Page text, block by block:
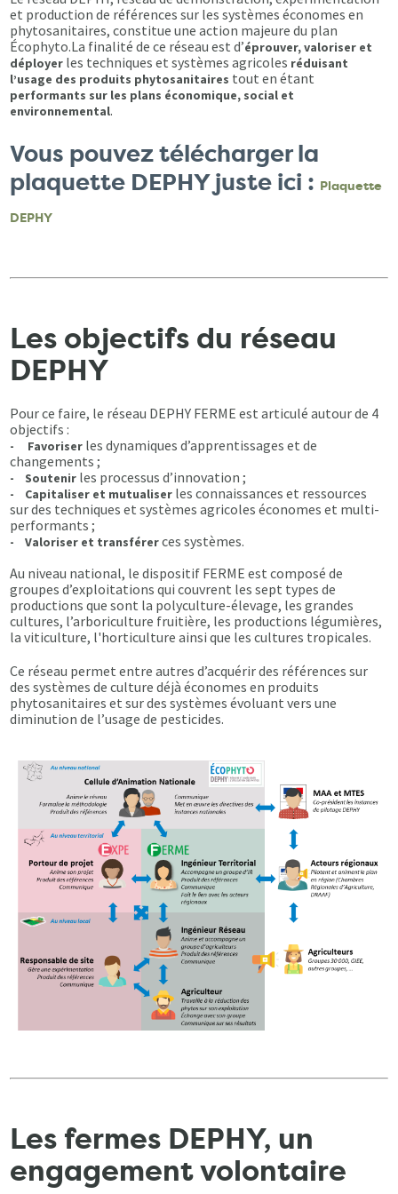
et production de références sur les systèmes économes en
phytosanitaires, constitue une action majeure du plan
Écophyto.La finalité de ce réseau est d’éprouver, valoriser et
déployer les techniques et systèmes agricoles réduisant
l’usage des produits phytosanitaires tout en étant
performants sur les plans économique, social et
environnemental.
Vous pouvez télécharger la
plaquette DEPHY juste ici : Plaquette
DEPHY
Les objectifs du réseau
DEPHY
Pour ce faire, le réseau DEPHY FERME est articulé autour de 4
objectifs :
- Favoriser les dynamiques d’apprentissages et de
changements ;
- Soutenir les processus d’innovation ;
- Capitaliser et mutualiser les connaissances et ressources
sur des techniques et systèmes agricoles économes et multi-
performants ;
- Valoriser et transférerces systèmes.
Au niveau national, le dispositif FERME est composé de
groupes d’exploitations qui couvrent les sept types de
productions que sont la polyculture-élevage, les grandes
cultures, l’arboriculture fruitière, les productions légumières,
la viticulture, l'horticulture ainsi que les cultures tropicales.
Ce réseau permet entre autres d’acquérir des références sur
des systèmes de culture déjà économes en produits
phytosanitaires et sur des systèmes évoluant vers une
diminution de l’usage de pesticides.
Les fermes DEPHY, un
engagement volontaire